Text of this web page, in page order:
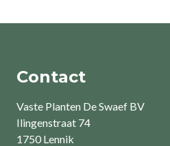
Contact
Vaste Planten De Swaef BV
Ilingenstraat 74
1750 Lennik